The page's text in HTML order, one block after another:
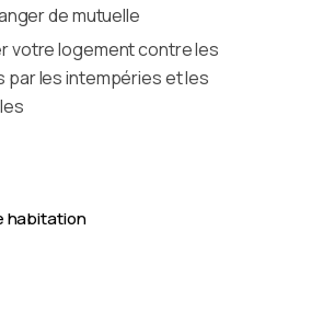
de mutuelle
votre logement contre les
par les intempéries et les
habitation